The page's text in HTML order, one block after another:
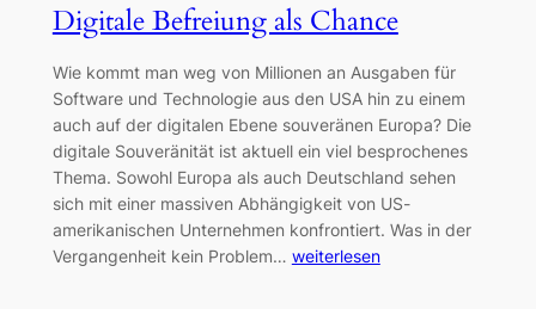
Digitale Befreiung als Chance
Wie kommt man weg von Millionen an Ausgaben für
Software und Technologie aus den USA hin zu einem
auch auf der digitalen Ebene souveränen Europa? Die
digitale Souveränität ist aktuell ein viel besprochenes
Thema. Sowohl Europa als auch Deutschland sehen
sich mit einer massiven Abhängigkeit von US-
amerikanischen Unternehmen konfrontiert. Was in der
Vergangenheit kein Problem… weiterlesen